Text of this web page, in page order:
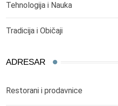
Tehnologija i Nauka
Tradicija i Običaji
ADRESAR
Restorani i prodavnice